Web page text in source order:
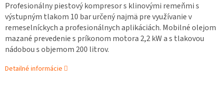
Profesionálny piestový kompresor s klinovými remeňmi s
výstupným tlakom 10 bar určený najmä pre využívanie v
remeselníckych a profesionálnych aplikáciách. Mobilné olejom
mazané prevedenie s príkonom motora 2,2 kW a s tlakovou
nádobou s objemom 200 litrov.
Detailné informácie